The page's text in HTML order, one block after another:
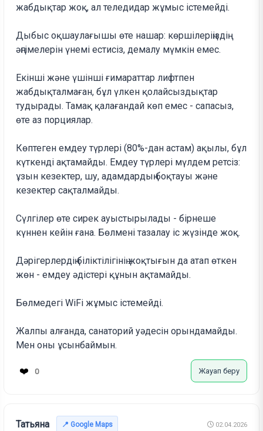
жабдықтар жоқ, ал теледидар жұмыс істемейді.
Дыбыс оқшаулағышы өте нашар: көршілеріңіздің
әңгімелерін үнемі естисіз, демалу мүмкін емес.
Екінші және үшінші ғимараттар лифтпен
жабдықталмаған, бұл үлкен қолайсыздықтар
тудырады. Тамақ қалағандай көп емес - сапасыз,
өте аз порциялар.
Көптеген емдеу түрлері (80%-дан астам) ақылы, бұл
күткенді ақтамайды. Емдеу түрлері мүлдем ретсіз:
ұзын кезектер, шу, адамдардың боқтауы және
кезектер сақталмайды.
Сүлгілер өте сирек ауыстырылады - бірнеше
күннен кейін ғана. Бөлмені тазалау іс жүзінде жоқ.
Дәрігерлердің біліктілігінің жоқтығын да атап өткен
жөн - емдеу әдістері құнын ақтамайды.
Бөлмедегі WiFi жұмыс істемейді.
Жалпы алғанда, санаторий уәдесін орындамайды.
Мен оны ұсынбаймын.
❤️ 0 Жауап беру
Татьяна 📍 Google Maps 02.04.2026